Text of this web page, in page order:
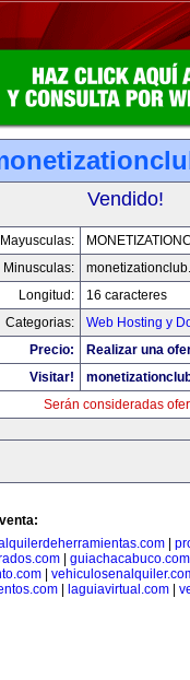
Vendido!
Mayusculas:
Minusculas:
Longitud:
16 caracteres
Categorias:
Web Hosting y
Precio:
Realizar una
Visitar!
Serán consideradas
|
| guiachacabuco.com
|
laguiavirtual.com